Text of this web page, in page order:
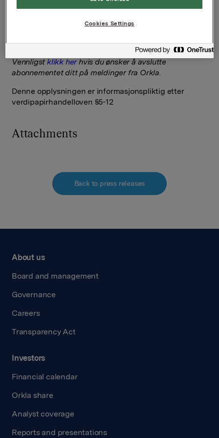
VP Investor Relations
E-post:
elise.andersen.heidenreich@orkla.no
Vennligst klikk herhvis du ønsker å avslutte
abonnementet ditt på meldinger fra Orkla.
Denne opplysningen er informasjonspliktig etter
verdipapirhandelloven §5-12
Attachments
Back to press releases
About us
Board and management
Governance
Careers
Transparency Act
Investors
Financial calendar
Orkla share
Analyst coverage
Reports and presentations
Cookies Settings